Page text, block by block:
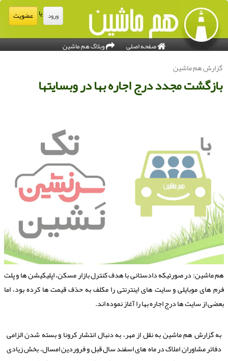
ورود عضویت
صفحه اصلی وبلاگ هم ماشین
گزارش هم ماشین
بازگشت مجدد درج اجاره بها در وبسایتها
ماشین: در صورتیكه دادستانی با هدف كنترل بازار مسكن، اپلیكیشن ها و پلت
های موبایلی و سایت های اینترنتی را مكلف به حذف قیمت ها كرده بود، اما
از سایت ها درج اجاره بها را آغاز نموده اند.
به گزارش هم ماشین به نقل از مهر، به دنبال انتشار کرونا و بسته شدن الزامی
دفاتر مشاوران املاک در ماه های اسفند سال قبل و فروردین امسال، بخش زیادی